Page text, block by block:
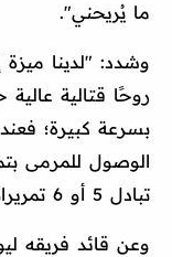
ما يُريحني".
وشدد: "لدينا ميزة
روحًا قتالية عالية
بسرعة كبيرة؛
الوصول للمرمى
تبادل 5 أو 6 تمريرات (لفرض السيطرة أمام الخصم)".
وعن قائد فريقه